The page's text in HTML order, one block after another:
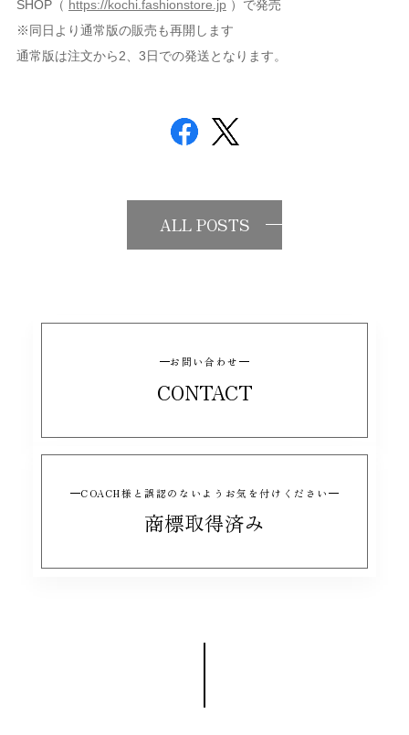
SHOP（ https://kochi.fashionstore.jp）で発売
※同日より通常版の販売も再開します
通常版は注文から2、3日での発送となります。
ALL POSTS
お問い合わせ
CONTACT
COACH様と誤認のないようお気を付けください
商標取得済み